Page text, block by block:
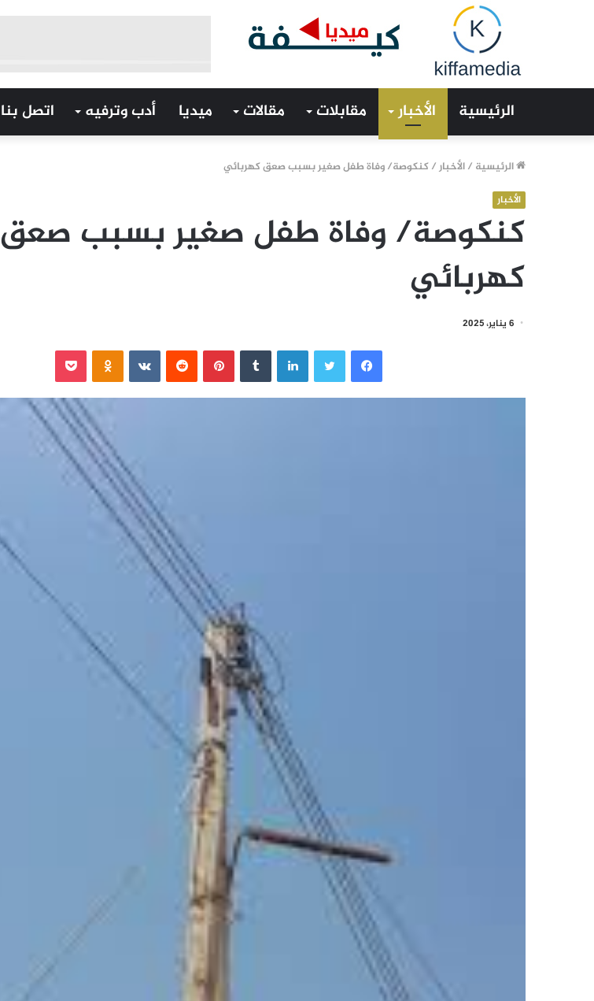
الرئيسية الأخبار مقابلات مقالات ميديا أدب وترفيه اتصل بنا
الرئيسية /الأخبار/كنكوصة/ وفاة طفل صغير بسبب صعق كهربائي
الأخبار
كنكوصة/ وفاة طفل صغير بسبب صعق
كهربائي
6 يناير، 2025
فيسبوك لينكدإن بينتيريست